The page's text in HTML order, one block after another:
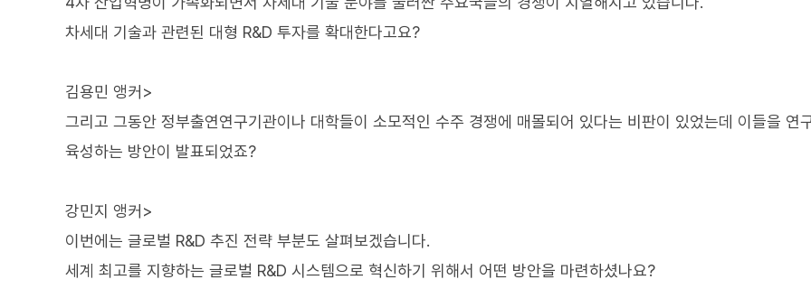
차세대 기술과 관련된 대형 R&D 투자를 확대한다고요?
김용민 앵커>
그리고 그동안 정부출연연구기관이나 대학들이 소모적인 수주 경쟁에 매몰되어 있다는 비판이 있었는데 이들을 연
육성하는 방안이 발표되었죠?
강민지 앵커>
이번에는 글로벌 R&D 추진 전략 부분도 살펴보겠습니다.
세계 최고를 지향하는 글로벌 R&D 시스템으로 혁신하기 위해서 어떤 방안을 마련하셨나요?